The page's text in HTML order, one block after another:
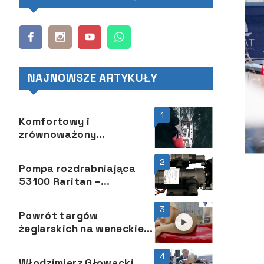
NAJNOWSZE ARTYKUŁY
1
Komfortowy i
zrównoważony
2
Pompa rozdrabniająca
53100 Raritan –
3
Powrót targów
żeglarskich na weneckie
4